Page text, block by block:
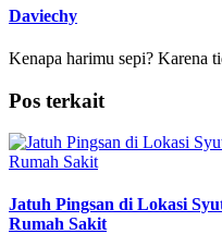
Daviechy
Kenapa harimu sepi? Karena
Pos terkait
Jatuh Pingsan di Lokasi
Rumah Sakit